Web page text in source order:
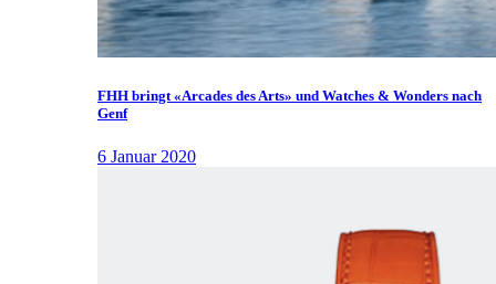
FHH bringt «Arcades des Arts» und Watches & Wonders nach
Genf
6 Januar 2020